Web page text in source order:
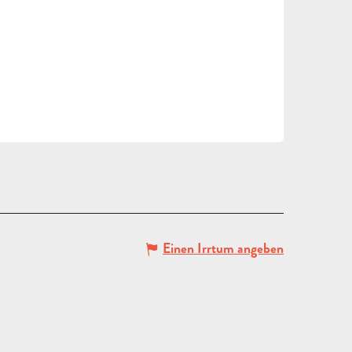
ANGEBOT
Einen Irrtum angeben